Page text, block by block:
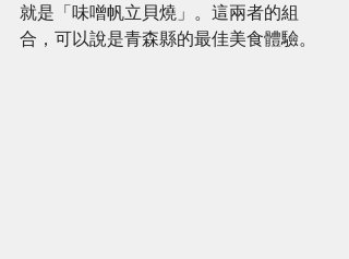
就是「味噌帆立貝燒」。這兩者的組
合，可以說是青森縣的最佳美食體驗。